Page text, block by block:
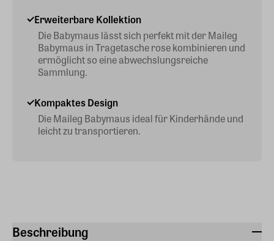
Beschreibung
Erweiterbare Kollektion
Die Babymaus lässt sich perfekt mit der Maileg
Babymaus in Tragetasche rose kombinieren und
ermöglicht so eine abwechslungsreiche
Sammlung.
Kompaktes Design
Die Maileg Babymaus ideal für Kinderhände und
leicht zu transportieren.